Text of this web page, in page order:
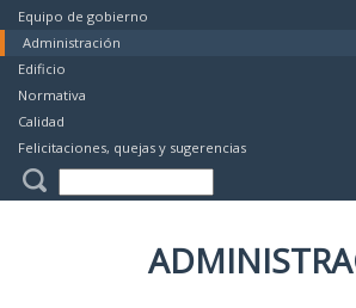
Equipo de gobierno
Administración
Edificio
Normativa
Calidad
Felicitaciones, quejas y sugerencias